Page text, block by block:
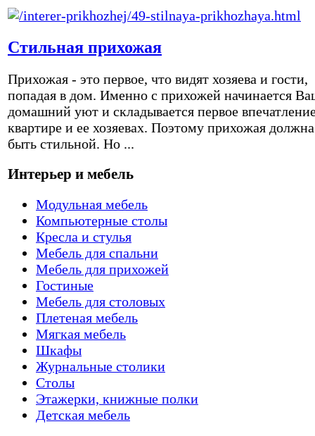
Стильная прихожая
Прихожая - это первое, что видят хозяева и гости,
попадая в дом. Именно с прихожей начинается
домашний уют и складывается первое
квартире и ее хозяевах. Поэтому прихожая должна
быть стильной. Но ...
Интерьер и мебель
Модульная мебель
Компьютерные столы
Кресла и стулья
Мебель для спальни
Мебель для прихожей
Гостиные
Мебель для столовых
Плетеная мебель
Мягкая мебель
Шкафы
Журнальные столики
Столы
Этажерки, книжные полки
Детская мебель